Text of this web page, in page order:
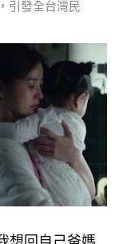
引發全台灣民